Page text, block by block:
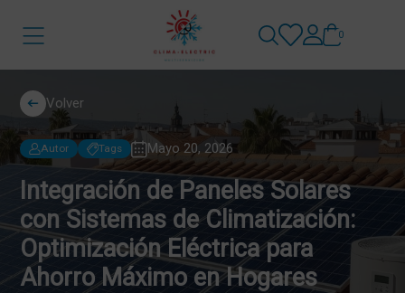
0
Volver
Autor Tags Mayo 20, 2026
Integración de Paneles Solares
con Sistemas de Climatización:
Optimización Eléctrica para
Ahorro Máximo en Hogares